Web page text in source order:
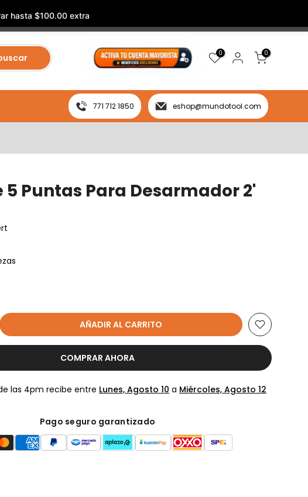
hasta $100.00 extra
0 0
771 712 1850 eshop@mundotool.com
5 Puntas Para Desarmador 2'
AÑADIR AL CARRITO
COMPRAR AHORA
las 4pm recibe entre Lunes, Agosto 10 a Miércoles, Agosto 12
Pago seguro garantizado